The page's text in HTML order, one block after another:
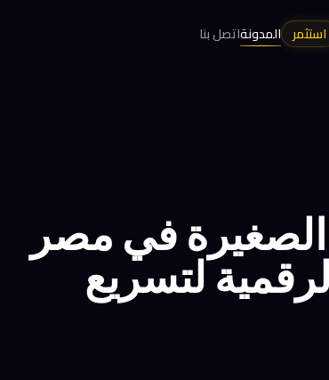
استثمر المدونةاتصل بنا
الصغيرة في مصر
لتسريع